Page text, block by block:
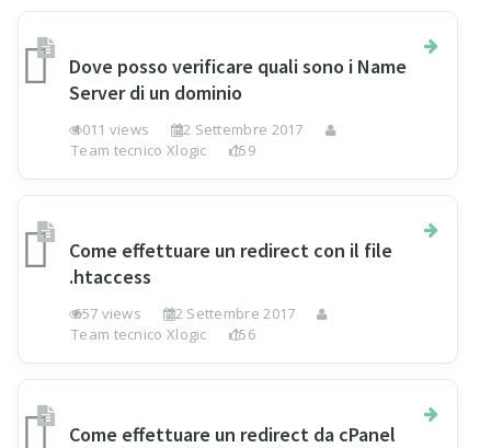
Dove posso verificare quali sono i Name
Server di un dominio
1011 views
22 Settembre 2017
Team tecnico Xlogic
159
Come effettuare un redirect con il file
.htaccess
657 views
22 Settembre 2017
Team tecnico Xlogic
156
Come effettuare un redirect da cPanel